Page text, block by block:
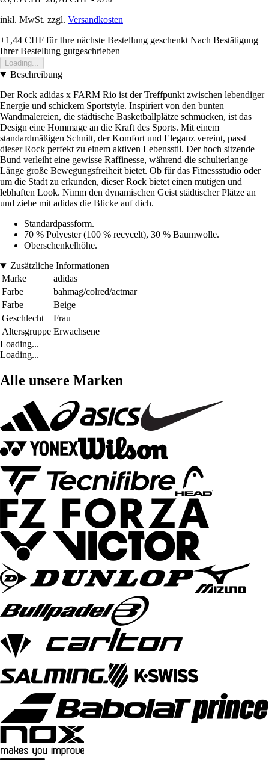
inkl. MwSt. zzgl. Versandkosten
+1,44 CHF für Ihre nächste Bestellung geschenkt Nach Bestätigung
Ihrer Bestellung gutgeschrieben
Loading...
Beschreibung
Der Rock adidas x FARM Rio ist der Treffpunkt zwischen lebendiger
Energie und schickem Sportstyle. Inspiriert von den bunten
Wandmalereien, die städtische Basketballplätze schmücken, ist das
Design eine Hommage an die Kraft des Sports. Mit einem
standardmäßigen Schnitt, der Komfort und Eleganz vereint, passt
dieser Rock perfekt zu einem aktiven Lebensstil. Der hoch sitzende
Bund verleiht eine gewisse Raffinesse, während die schulterlange
Länge große Bewegungsfreiheit bietet. Ob für das Fitnessstudio oder
um die Stadt zu erkunden, dieser Rock bietet einen mutigen und
lebhaften Look. Nimm den dynamischen Geist städtischer Plätze an
und ziehe mit adidas die Blicke auf dich.
Standardpassform.
70 % Polyester (100 % recycelt), 30 % Baumwolle.
Oberschenkelhöhe.
Zusätzliche Informationen
Marke
adidas
Farbe
bahmag/colred/actmar
Farbe
Beige
Geschlecht
Frau
Altersgruppe Erwachsene
Loading...
Loading...
Alle unsere Marken